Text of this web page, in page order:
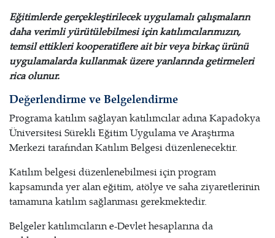
Eğitimlerde gerçekleştirilecek uygulamalı çalışmaların
daha verimli yürütülebilmesi için katılımcılarımızın,
temsil ettikleri kooperatiflere ait bir veya birkaç ürünü
uygulamalarda kullanmak üzere yanlarında getirmeleri
rica olunur.
Değerlendirme ve Belgelendirme
Programa katılım sağlayan katılımcılar adına Kapadokya
Üniversitesi Sürekli Eğitim Uygulama ve Araştırma
Merkezi tarafından Katılım Belgesi düzenlenecektir.
Katılım belgesi düzenlenebilmesi için program
kapsamında yer alan eğitim, atölye ve saha ziyaretlerinin
tamamına katılım sağlanması gerekmektedir.
Belgeler katılımcıların e-Devlet hesaplarına da